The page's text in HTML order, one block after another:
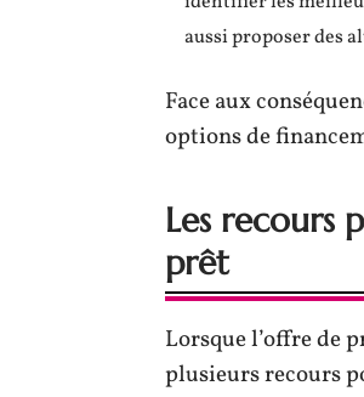
aussi proposer des
Face aux
options de
Les recours
prêt
Lorsque l’offre de
plusieurs recours